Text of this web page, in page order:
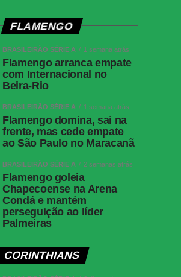
FLAMENGO
BRASILEIRÃO SÉRIE A 1 semana atrás
Flamengo arranca empate
com Internacional no
Beira-Rio
BRASILEIRÃO SÉRIE A 1 semana atrás
Flamengo domina, sai na
frente, mas cede empate
ao São Paulo no Maracanã
BRASILEIRÃO SÉRIE A 2 semanas atrás
Flamengo goleia
Chapecoense na Arena
Condá e mantém
perseguição ao líder
Palmeiras
CORINTHIANS